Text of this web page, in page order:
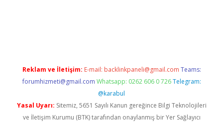
Reklam ve İletişim: E-mail: backlinkpaneli@gmail.com Teams:
forumhizmeti@gmail.com Whatsapp: 0262 606 0 726 Telegram:
@karabul
Yasal Uyarı: Sitemiz, 5651 Sayılı Kanun gereğince Bilgi Teknolojileri
ve İletişim Kurumu (BTK) tarafından onaylanmış bir Yer Sağlayıcı